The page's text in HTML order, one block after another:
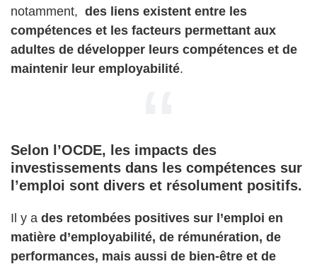
notamment, des liens existent entre les
compétences et les facteurs permettant aux
adultes de développer leurs compétences et de
maintenir leur employabilité.
Selon l’OCDE, les impacts des
investissements dans les compétences sur
l’emploi sont divers et résolument positifs.
Il y a des retombées positives sur l’emploi en
matière d’employabilité, de rémunération, de
performances, mais aussi de bien-être et de